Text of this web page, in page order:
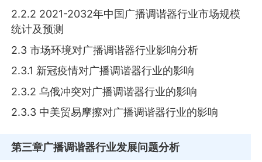
2.2.2 2021-2032年中国广播调谐器行业市场规模
统计及预测
2.3 市场环境对广播调谐器行业影响分析
2.3.1 新冠疫情对广播调谐器行业的影响
2.3.2 乌俄冲突对广播调谐器行业的影响
2.3.3 中美贸易摩擦对广播调谐器行业的影响
第三章广播调谐器行业发展问题分析